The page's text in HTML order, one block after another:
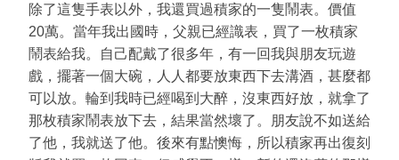
除了這隻手表以外，我還買過積家的一隻鬧表。價值
20萬。當年我出國時，父親已經識表，買了一枚積家
鬧表給我。自己配戴了很多年，有一回我與朋友玩遊
戲，擺著一個大碗，人人都要放東西下去溝酒，甚麼都
可以放。輪到我時已經喝到大醉，沒東西好放，就拿了
那枚積家鬧表放下去，結果當然壞了。朋友說不如送給
了他，我就送了他。後來有點懊悔，所以積家再出復刻